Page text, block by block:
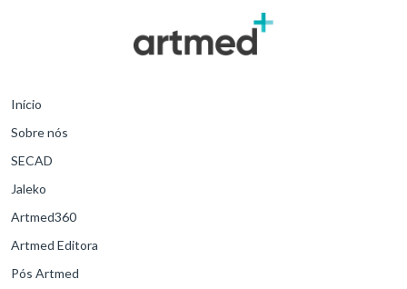
Início
Sobre nós
SECAD
Jaleko
Artmed360
Artmed Editora
Pós Artmed